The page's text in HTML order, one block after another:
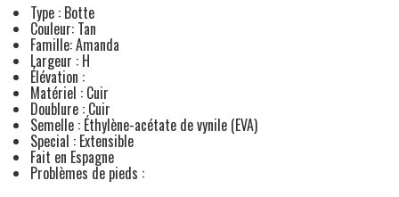
Type : Botte
Couleur: Tan
Famille: Amanda
Largeur : H
Élévation :
Matériel : Cuir
Doublure : Cuir
Semelle : Éthylène-acétate de vynile (EVA)
Special : Extensible
Fait en Espagne
Problèmes de pieds :